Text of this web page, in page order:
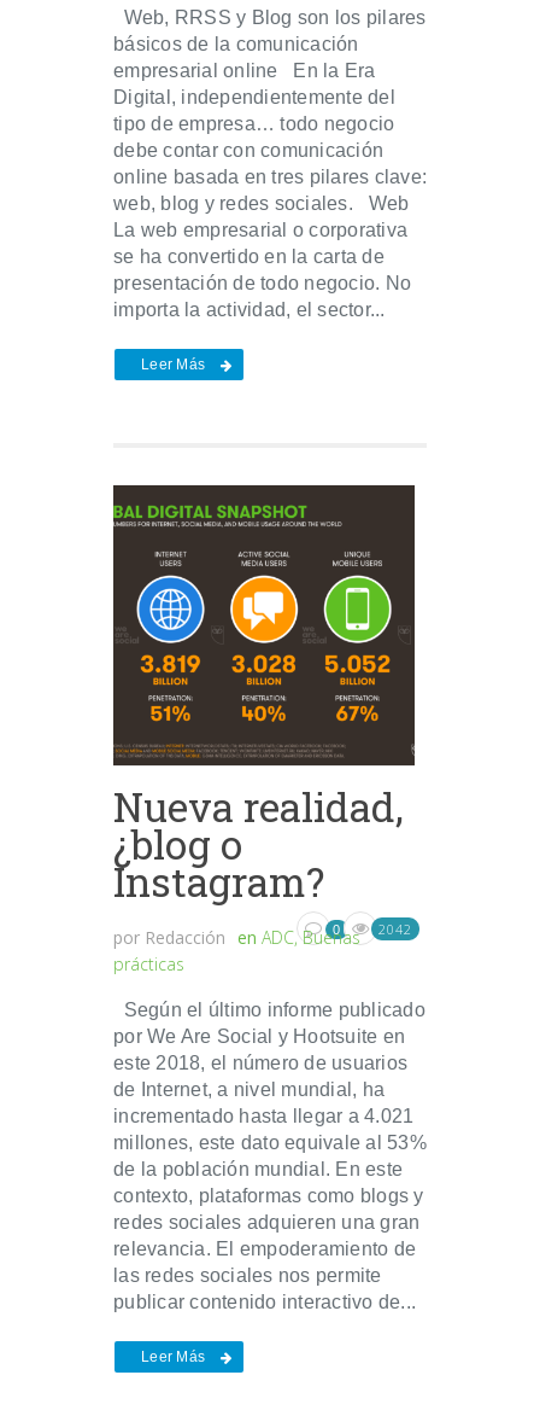
Web, RRSS y Blog son los pilares
básicos de la comunicación
empresarial online En la Era
Digital, independientemente del
tipo de empresa… todo negocio
debe contar con comunicación
online basada en tres pilares clave:
web, blog y redes sociales. Web
La web empresarial o corporativa
se ha convertido en la carta de
presentación de todo negocio. No
importa la actividad, el sector...
Leer Más
Nueva realidad,
¿blog o
Instagram?
por Redacción en ADC,Buenas
prácticas
0 2042
Según el último informe publicado
por We Are Social y Hootsuite en
este 2018, el número de usuarios
de Internet, a nivel mundial, ha
incrementado hasta llegar a 4.021
millones, este dato equivale al 53%
de la población mundial. En este
contexto, plataformas como blogs y
redes sociales adquieren una gran
relevancia. El empoderamiento de
las redes sociales nos permite
publicar contenido interactivo de...
Leer Más